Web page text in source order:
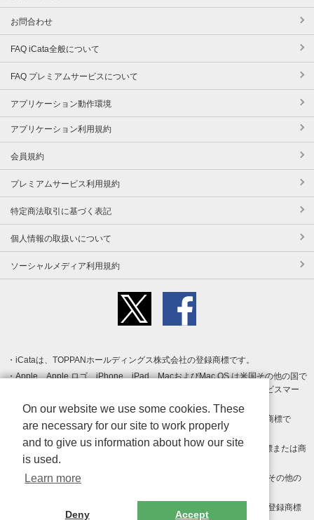
お問合わせ
FAQ iCata全般について
FAQ プレミアムサービスについて
アプリケーション動作環境
アプリケーション利用規約
会員規約
プレミアムサービス利用規約
特定商法取引に基づく表記
個人情報の取扱いについて
ソーシャルメディア利用規約
iCataは、TOPPANホールディングス株式会社の登録商標です。
Apple、Apple ロゴ、iPhone、iPad、MacおよびMac OS は米国その他の国で
登録された Apple Inc. の商標です。App Store は Apple Inc. のサービスマー
クです。
Android、Google Play および Google Play ロゴ は Google LLC の商標で
す。
Windows は Microsoft Inc.の米国およびその他の国における登録商標または商
標です。
Adobe、Adobe Reader、Adobe PDF は、Adobe Inc.の米国およびその他の
その他、記載されている会社名、商品名、ロゴは各社の商標または登録商標
On our website we use some cookies. These
are necessary for our site to work properly
and to give us information about how our site
is used.
Learn more
Deny Accept